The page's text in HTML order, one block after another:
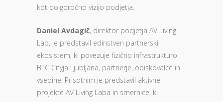
kot dolgoročno vizijo podjetja.
Daniel Avdagič, direktor podjetja AV Living
Lab, je predstavil edinstven partnerski
ekosistem, ki povezuje fizično infrastrukturo
BTC Cityja Ljubljana, partnerje, obiskovalce in
vsebine. Prisotnim je predstavil aktivne
projekte AV Living Laba in smernice, ki